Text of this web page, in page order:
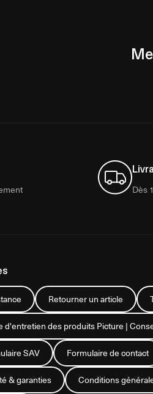
Dès
Retourner un article
d'entretien des produits Picture |
SAV Formulaire de contact
& garanties Conditions